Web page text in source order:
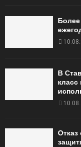
В
Отказ